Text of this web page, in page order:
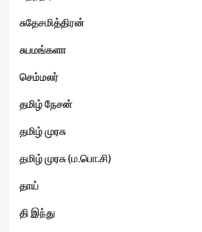
சுதேசமித்திரன்
சுபமங்களா
செம்மலர்
தமிழ் நேசன்
தமிழ் முரசு
தமிழ் முரசு (ம.பொ.சி)
தாய்
தி இந்து